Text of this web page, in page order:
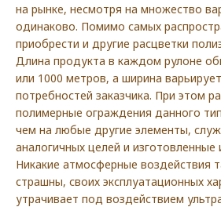
на рынке, несмотря на множество
одинаково. Помимо самых
приобрести и другие расцветки
Длина продукта в каждом рулоне
или 1000 метров, а ширина
потребностей заказчика. При этом
полимерные ограждения данного
чем на любые другие элементы,
аналогичных целей и изготовленные
Никакие атмосферные воздействия
страшны, своих эксплуатационных
утрачивает под воздействием